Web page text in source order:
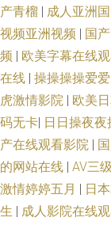
韩成人另类 久草在
碰91超碰 日本爱爱
观看 涩涩资源网 91
区剧情视频 超碰91
熟女自接 超碰669
产青榴 | 成人亚洲
视频亚洲视频 | 国
频 | 欧美字幕在线
在线 | 操操操操爱
虎激情影院 | 欧美
码无卡| 日日操夜夜
产在线观看影院 |
的网站在线 | AV三
激情婷婷五月 | 日
生 | 成人影院在线